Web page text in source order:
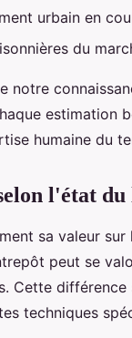
urbain en
du
notre
estimation
humaine du
l'état du
sa valeur sur
peut se
Cette
techniques